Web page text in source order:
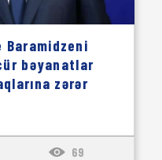
Baramidzeni
bəyanatlar
zərər
69